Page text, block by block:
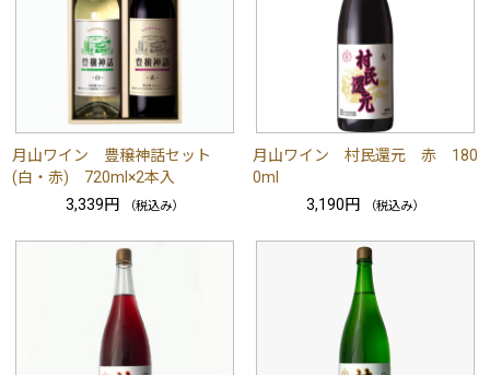
月山ワイン 豊穣神話セット
(白・赤) 720ml×2本入
3,339円
（税込み）
月山ワイン 村民還元 赤 180
0ml
3,190円
（税込み）